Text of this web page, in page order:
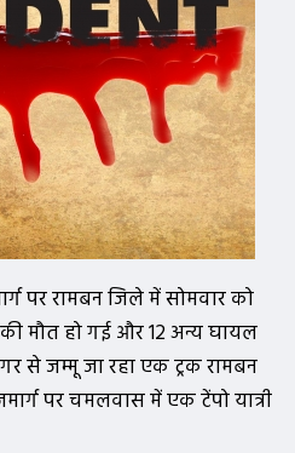
पर रामबन जिले में सोमवार को
मौत हो गई और 12 अन्य घायल
से जम्मू जा रहा एक ट्रक रामबन
पर चमलवास में एक टेंपो यात्री